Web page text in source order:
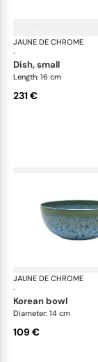
JAUNE DE CHROME
·
dish, small
Length: 16 cm
231 €
JAUNE DE CHROME
·
korean bowl
Diameter: 14 cm
109 €